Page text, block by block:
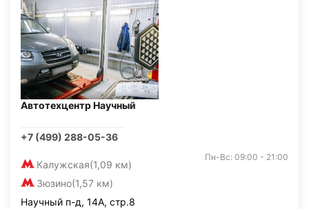
Автотехцентр Научный
+7 (499) 288-05-36
Калужская(1,09 км)
Зюзино(1,57 км)
Пн-Вс: 09:00 - 21:00
Научный п-д, 14А, стр.8